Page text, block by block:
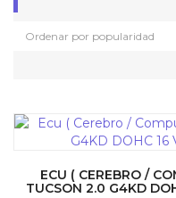
ECU ( CEREBRO /
TUCSON 2.0 G4KD